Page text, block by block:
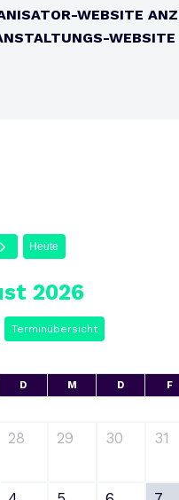
WEBSITE
WEBSITE
Heute
2026
Terminübersicht
D M D F
28 29 30 31